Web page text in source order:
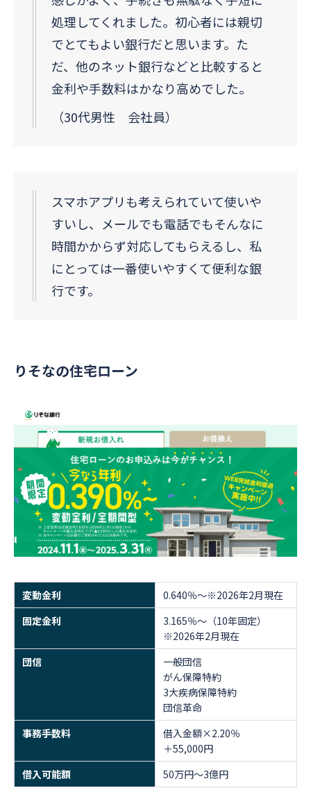
処理してくれました。初心者には親切
でとてもよい銀行だと思います。た
だ、他のネット銀行などと比較すると
金利や手数料はかなり高めでした。
（30代男性 会社員）
スマホアプリも考えられていて使いや
すいし、メールでも電話でもそんなに
時間かからず対応してもらえるし、私
にとっては一番使いやすくて便利な銀
行です。
りそなの住宅ローン
変動金利
0.640％～※2026年2月現在
固定金利
3.165％～（10年固定）
※2026年2月現在
団信
一般団信
がん保障特約
3大疾病保障特約
団信革命
事務手数料
借入金額×2.20％
＋55,000円
借入可能額
50万円～3億円